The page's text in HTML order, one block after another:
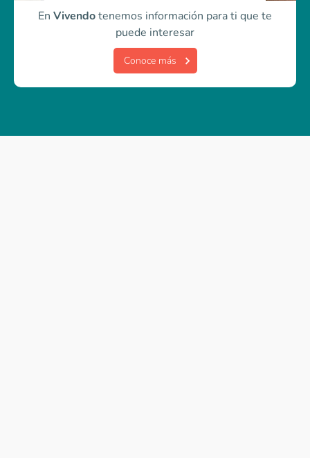
En Vivendotenemos información para ti que te
puede interesar
Conoce más